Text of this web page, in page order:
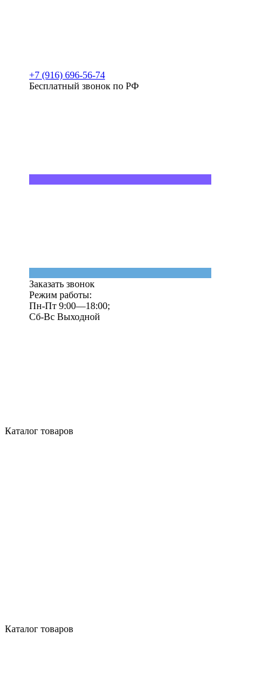
+7 (916) 696-56-74
Бесплатный звонок по РФ
Заказать звонок
Режим работы:
Пн-Пт 9:00—18:00;
Сб-Вс Выходной
Каталог товаров
Каталог товаров